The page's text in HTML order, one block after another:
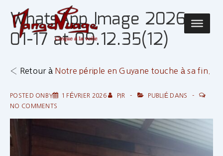
passer
contenu
Main
WhatsApp Image 2026-
01-17 at 09.12.35(12)
‹ Retour à Notre périple en Guyane touche à sa fin.
POSTED ONBY 1 FÉVRIER 2026 PIR
PUBLIÉ DANS
NO COMMENTS